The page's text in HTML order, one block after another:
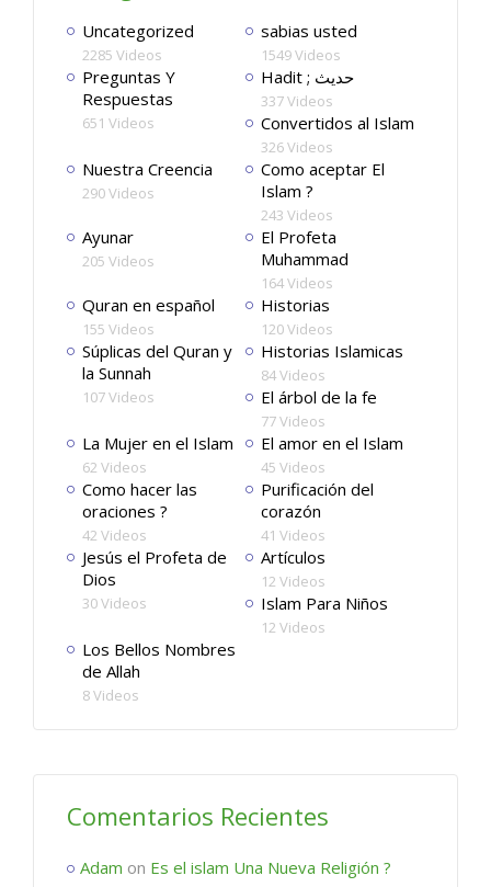
Uncategorized
2285 Videos
sabias usted
1549 Videos
Preguntas Y
Respuestas
651 Videos
Hadit ; حديث
337 Videos
Convertidos al Islam
326 Videos
Nuestra Creencia
290 Videos
Como aceptar El
Islam ?
243 Videos
Ayunar
205 Videos
El Profeta
Muhammad
164 Videos
Quran en español
155 Videos
Historias
120 Videos
Súplicas del Quran y
la Sunnah
107 Videos
Historias Islamicas
84 Videos
El árbol de la fe
77 Videos
La Mujer en el Islam
62 Videos
El amor en el Islam
45 Videos
Como hacer las
oraciones ?
42 Videos
Purificación del
corazón
41 Videos
Jesús el Profeta de
Dios
30 Videos
Artículos
12 Videos
Islam Para Niños
12 Videos
Los Bellos Nombres
de Allah
8 Videos
Comentarios Recientes
Adam on Es el islam Una Nueva Religión ?